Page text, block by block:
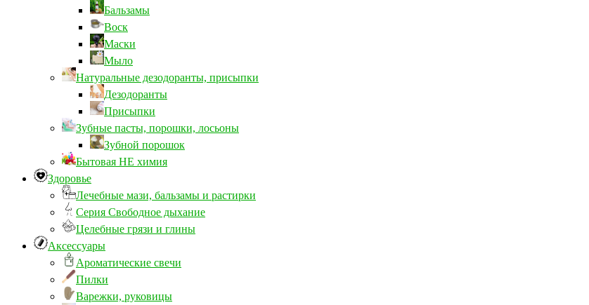
Бальзамы
Воск
Маски
Мыло
Натуральные дезодоранты, присыпки
Дезодоранты
Присыпки
Зубные пасты, порошки, лосьоны
Зубной порошок
Бытовая НЕ химия
Здоровье
Лечебные мази, бальзамы и растирки
Серия Свободное дыхание
Целебные грязи и глины
Аксессуары
Ароматические свечи
Пилки
Варежки, руковицы